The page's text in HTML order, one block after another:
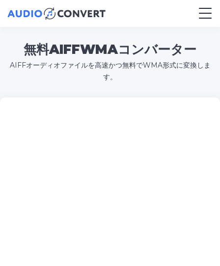
無料AIFFWMAコンバーター
AIFFオーディオファイルを高速かつ無料でWMA形式に変換しま
す。